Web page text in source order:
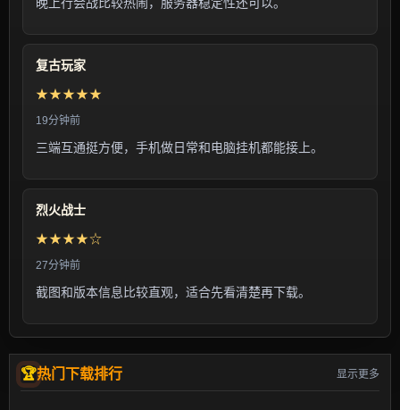
复古玩家
★★★★★
19分钟前
三端互通挺方便，手机做日常和电脑挂机都能接上。
烈火战士
★★★★☆
27分钟前
截图和版本信息比较直观，适合先看清楚再下载。
热门下载排行 显示更多